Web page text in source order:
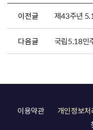
이전글
다음글
이용약관 개인정보처